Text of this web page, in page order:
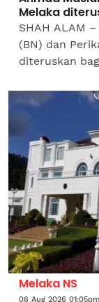
Melaka
SHAH ALAM
(BN) dan
diteruskan
Negeri...
Melaka NS
06 Aug 2026 01:05pm